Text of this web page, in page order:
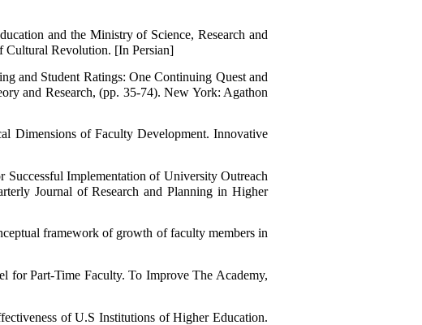
and the Ministry of Science, Research and
Cultural Revolution. [In Persian]
and Student Ratings: One Continuing Quest and
and Research, (pp. 35-74). New York: Agathon
Dimensions of Faculty Development. Innovative
Implementation of University Outreach
Journal of Research and Planning in Higher
framework of growth of faculty members in
Part-Time Faculty. To Improve The Academy,
of U.S Institutions of Higher Education.